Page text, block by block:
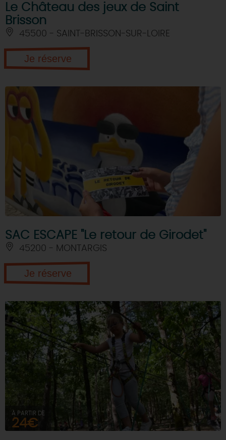
Le Château des jeux de Saint
Brisson
45500 - SAINT-BRISSON-SUR-LOIRE
Je réserve
SAC ESCAPE "Le retour de Girodet"
45200 - MONTARGIS
Je réserve
À PARTIR DE
24€